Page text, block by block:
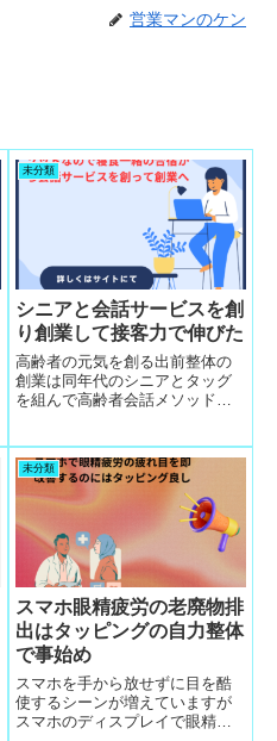
営業マンのケン
未分類
シニアと会話サービスを創
り創業して接客力で伸びた
高齢者の元気を創る出前整体の
創業は同年代のシニアとタッグ
を組んで高齢者会話メソッドを
回予約は必ず獲得可に
未分類
スマホ眼精疲労の老廃物排
出はタッピングの自力整体
で事始め
スマホを手から放せずに目を酷
使するシーンが増えていますが
スマホのディスプレイで眼精疲